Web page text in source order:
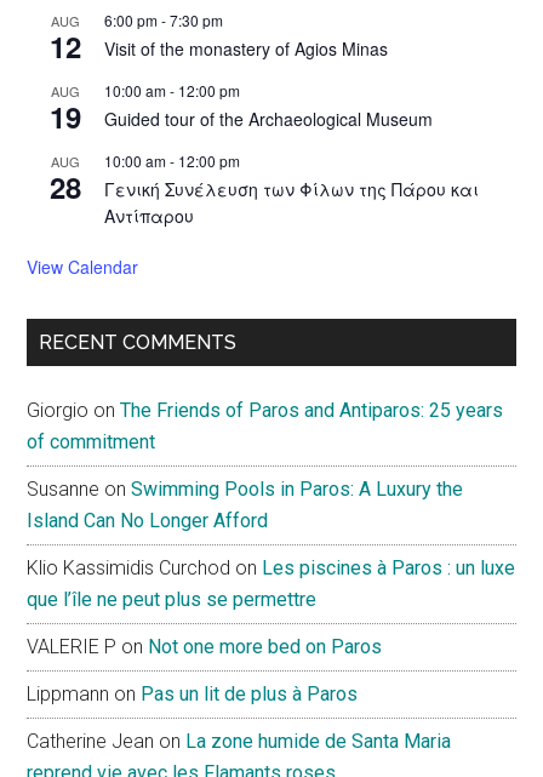
AUG
12
6:00 pm-7:30 pm
Visit of the monastery of Agios Minas
AUG
19
10:00 am- 12:00 pm
Guided tour of the Archaeological Museum
AUG
28
10:00 am- 12:00 pm
Γενική Συνέλευση των Φίλων της Πάρου και
Αντίπαρου
View Calendar
RECENT COMMENTS
Giorgio onThe Friends of Paros and Antiparos: 25 years
of commitment
Susanne onSwimming Pools in Paros: A Luxury the
Island Can No Longer Afford
Klio Kassimidis Curchod on Les piscines à Paros : un luxe
que l’île ne peut plus se permettre
VALERIE P on Not one more bed on Paros
Lippmann on Pas un lit de plus à Paros
Catherine Jean on La zone humide de Santa Maria
reprend vie avec les Flamants roses